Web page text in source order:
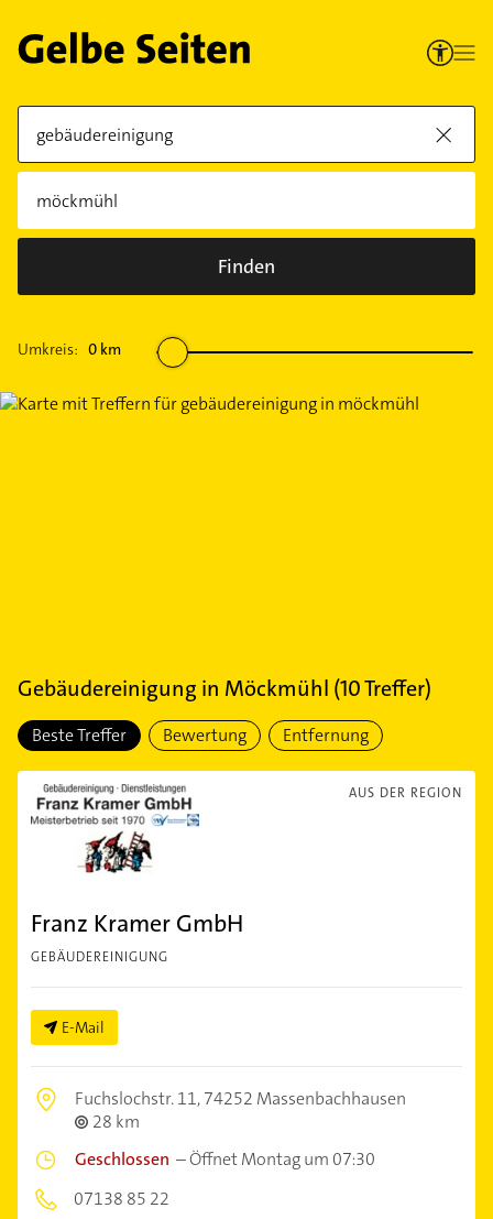
Finden
Umkreis: 0 km
Gebäudereinigung in Möckmühl (10Treffer)
Beste Treffer Bewertung Entfernung
AUS DER REGION
Franz Kramer GmbH
GEBÄUDEREINIGUNG
E-Mail
Fuchslochstr. 11,74252 Massenbachhausen
28 km
Geschlossen –Öffnet Montag um 07:30
07138 85 22